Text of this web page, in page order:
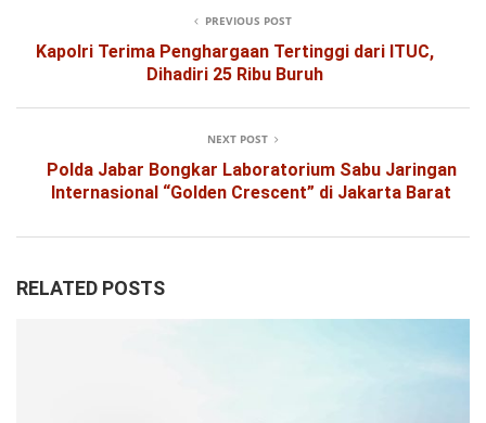
PREVIOUS POST
Kapolri Terima Penghargaan Tertinggi dari ITUC,
Dihadiri 25 Ribu Buruh
NEXT POST
Polda Jabar Bongkar Laboratorium Sabu Jaringan
Internasional “Golden Crescent” di Jakarta Barat
RELATED POSTS